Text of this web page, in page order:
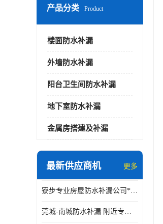
产品分类 Product
楼面防水补漏
外墙防水补漏
阳台卫生间防水补漏
地下室防水补漏
金属房搭建及补漏
最新供应商机 更多
寮步专业房屋防水补漏公司*华展防水，值得信赖的选择
莞城-南城防水补漏 附近专修房屋漏水 免费上门看现场 修不好不收费